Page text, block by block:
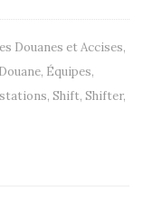
Douanes et Accises,
Douane, Équipes,
, Shift, Shifter,